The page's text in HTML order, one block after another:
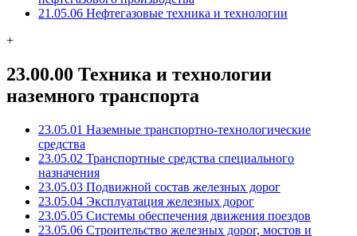
21.05.06 Нефтегазовые техника и технологии
+
23.00.00 Техника и технологии
наземного транспорта
23.05.01 Наземные транспортно-технологические
средства
23.05.02 Транспортные средства специального
назначения
23.05.03 Подвижной состав железных дорог
23.05.04 Эксплуатация железных дорог
23.05.05 Системы обеспечения движения поездов
23.05.06 Строительство железных дорог, мостов и